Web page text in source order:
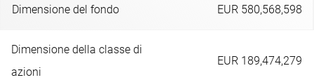
Dimensione del fondo EUR 580,568,598
Dimensione della classe di
azioni
EUR 189,474,279